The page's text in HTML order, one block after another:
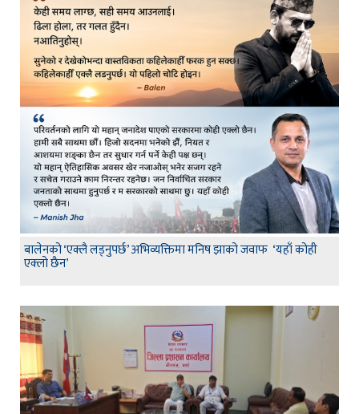
बालेनको ‘एक्लै लड्नुपर्छ’ अभिव्यक्तिमा मनिष झाको जवाफ ‘यहाँ कोही
एक्लो छैन’